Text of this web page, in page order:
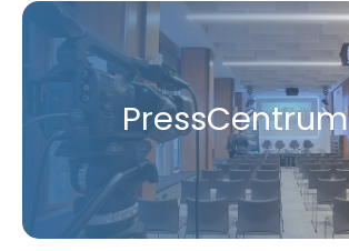
Press​Centrum